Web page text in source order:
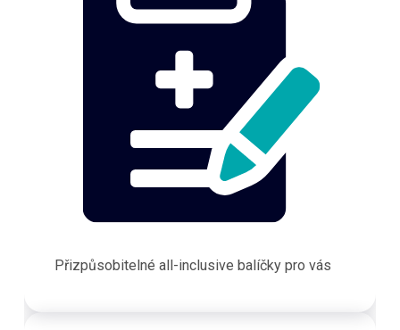
Přizpůsobitelné all-inclusive balíčky pro vás